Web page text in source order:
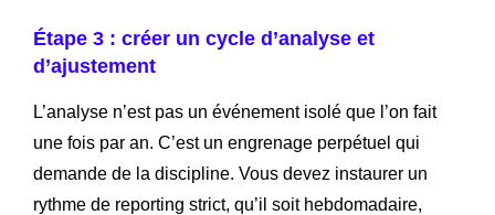
Étape 3 : créer un cycle d’analyse et
d’ajustement
L’analyse n’est pas un événement isolé que l’on fait
une fois par an. C’est un engrenage perpétuel qui
demande de la discipline. Vous devez instaurer un
rythme de reporting strict, qu’il soit hebdomadaire,